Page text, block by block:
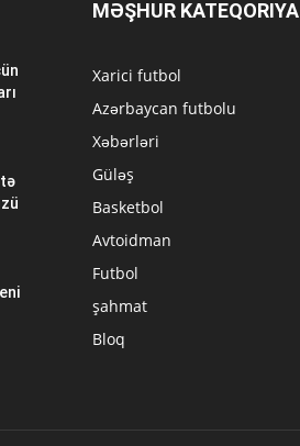
MƏŞHUR KATEQORIYA
Xarici futbol
Azərbaycan futbolu
Xəbərləri
Güləş
Basketbol
Avtoidman
Futbol
şahmat
Bloq